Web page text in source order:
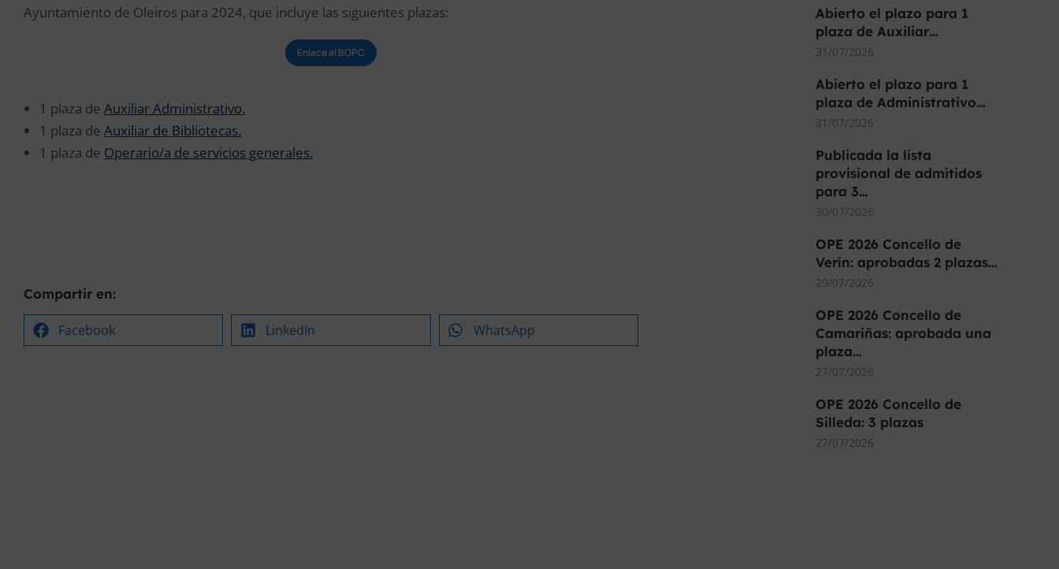
Ayuntamiento de Oleiros para 2024, que incluye las siguientes plazas:
Enlace al BOPC
1 plaza de Auxiliar Administrativo.
1 plaza de Auxiliar de Bibliotecas.
1 plaza de Operario/a de servicios generales.
Compartir en:
Facebook LinkedIn WhatsApp
Abierto el plazo para 1
plaza de Auxiliar…
31/07/2026
Abierto el plazo para 1
plaza de Administrativo…
31/07/2026
Publicada la lista
provisional de admitidos
para 3…
30/07/2026
OPE 2026 Concello de
Verín: aprobadas 2 plazas…
29/07/2026
OPE 2026 Concello de
Camariñas: aprobada una
plaza…
27/07/2026
OPE 2026 Concello de
Silleda: 3 plazas
27/07/2026